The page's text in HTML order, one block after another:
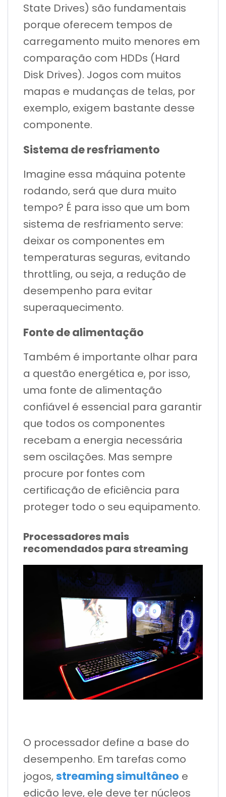
State Drives) são fundamentais
porque oferecem tempos de
carregamento muito menores em
comparação com HDDs (Hard
Disk Drives). Jogos com muitos
mapas e mudanças de telas, por
exemplo, exigem bastante desse
componente.
Sistema de resfriamento
Imagine essa máquina potente
rodando, será que dura muito
tempo? É para isso que um bom
sistema de resfriamento serve:
deixar os componentes em
temperaturas seguras, evitando
throttling, ou seja, a redução de
desempenho para evitar
superaquecimento.
Fonte de alimentação
Também é importante olhar para
a questão energética e, por isso,
uma fonte de alimentação
confiável é essencial para garantir
que todos os componentes
recebam a energia necessária
sem oscilações. Mas sempre
procure por fontes com
certificação de eficiência para
proteger todo o seu equipamento.
Processadores mais
recomendados para streaming
O processador define a base do
desempenho. Em tarefas como
jogos,streaming simultâneo e
edição leve, ele deve ter núcleos